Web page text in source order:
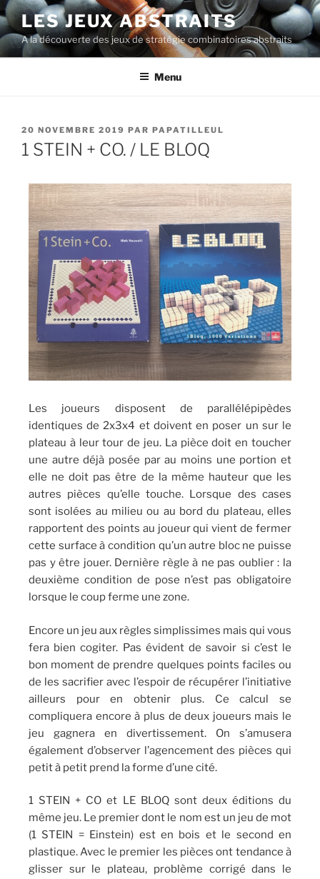
LES JEUX ABSTRAITS
A la découverte des jeux de stratégie combinatoires abstraits
Menu
20 NOVEMBRE 2019 PAR PAPATILLEUL
1 STEIN + CO. / LE BLOQ
Les joueurs disposent de parallélépipèdes
identiques de 2x3x4 et doivent en poser un sur le
plateau à leur tour de jeu. La pièce doit en toucher
une autre déjà posée par au moins une portion et
elle ne doit pas être de la même hauteur que les
autres pièces qu’elle touche. Lorsque des cases
sont isolées au milieu ou au bord du plateau, elles
rapportent des points au joueur qui vient de fermer
cette surface à condition qu’un autre bloc ne puisse
pas y être jouer. Dernière règle à ne pas oublier : la
deuxième condition de pose n’est pas obligatoire
lorsque le coup ferme une zone.
Encore un jeu aux règles simplissimes mais qui vous
fera bien cogiter. Pas évident de savoir si c’est le
bon moment de prendre quelques points faciles ou
de les sacrifier avec l’espoir de récupérer l’initiative
ailleurs pour en obtenir plus. Ce calcul se
compliquera encore à plus de deux joueurs mais le
jeu gagnera en divertissement. On s’amusera
également d’observer l’agencement des pièces qui
petit à petit prend la forme d’une cité.
1 STEIN + CO et LE BLOQ sont deux éditions du
même jeu. Le premier dont le nom est un jeu de mot
(1 STEIN = Einstein) est en bois et le second en
plastique. Avec le premier les pièces ont tendance à
glisser sur le plateau, problème corrigé dans le